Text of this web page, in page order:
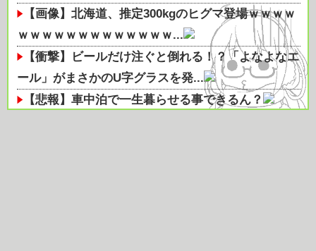
【画像】北海道、推定300kgのヒグマ登場ｗｗｗｗ
ｗｗｗｗｗｗｗｗｗｗｗｗｗ...
【衝撃】ビールだけ注ぐと倒れる！？「よなよなエ
ール」がまさかのU字グラスを発...
【悲報】車中泊で一生暮らせる事できるん？